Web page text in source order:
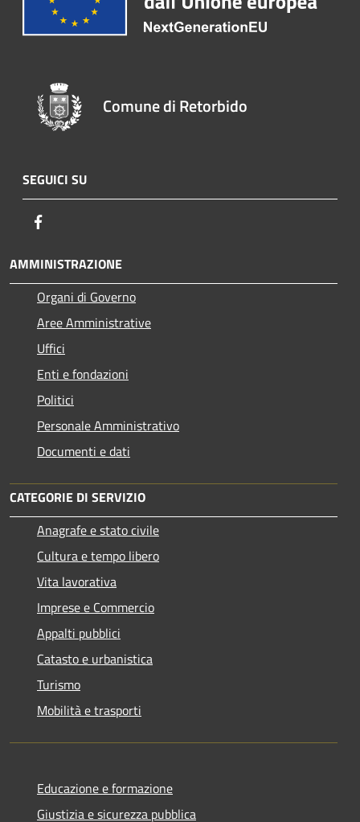
Comune di Retorbido
SEGUICI SU
AMMINISTRAZIONE
Organi di Governo
Aree Amministrative
Uffici
Enti e fondazioni
Politici
Personale Amministrativo
Documenti e dati
CATEGORIE DI SERVIZIO
Anagrafe e stato civile
Cultura e tempo libero
Vita lavorativa
Imprese e Commercio
Appalti pubblici
Catasto e urbanistica
Turismo
Mobilità e trasporti
Educazione e formazione
Giustizia e sicurezza pubblica